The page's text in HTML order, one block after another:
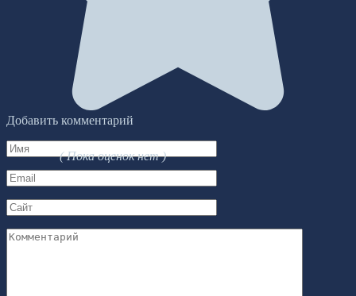
( Пока оценок нет )
Добавить комментарий
Имя
*
Email
*
Сайт
Комментарий